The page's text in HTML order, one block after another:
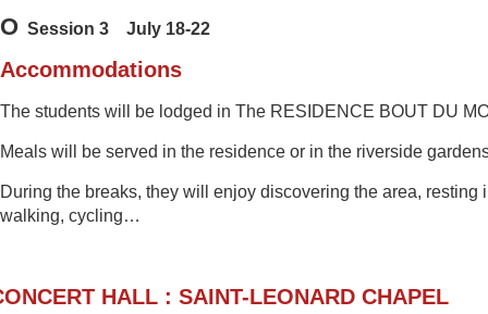
O Session 3 July 18-22
Accommodations
The students will be lodged in The RESIDENCE BOUT DU
Meals will be served in the residence or in the riverside
During the breaks, they will enjoy discovering the area, resting
walking, cycling…
HALL : SAINT-LEONARD CHAPEL